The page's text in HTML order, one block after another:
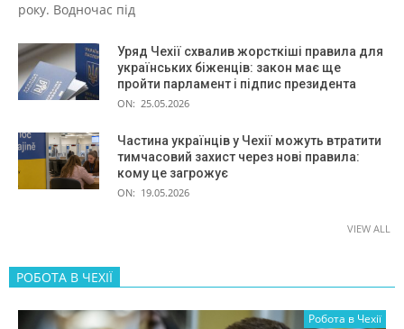
року. Водночас під
Уряд Чехії схвалив жорсткіші правила для
українських біженців: закон має ще
пройти парламент і підпис президента
ON: 25.05.2026
Частина українців у Чехії можуть втратити
тимчасовий захист через нові правила:
кому це загрожує
ON: 19.05.2026
VIEW ALL
РОБОТА В ЧЕХІЇ
Робота в Чехії